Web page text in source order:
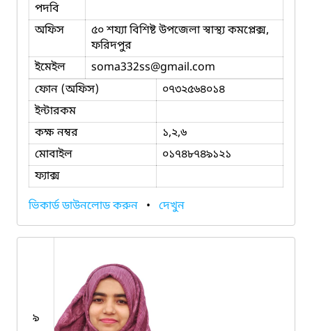
পদবি
অফিস
৫০ শয্যা বিশিষ্ট উপজেলা স্বাস্থ্য কমপ্লেক্স,
ফরিদপুর
ইমেইল
soma332ss@gmail.com
ফোন (অফিস)
০৭৩২৫৬৪০১৪
ইন্টারকম
কক্ষ নম্বর
১,২,৬
মোবাইল
০১৭৪৮৭৪৯১২১
ফ্যাক্স
ভিকার্ড ডাউনলোড করুন • দেখুন
৯